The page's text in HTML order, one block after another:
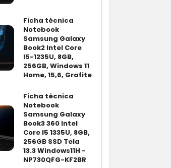
Ficha técnica
Notebook
Samsung Galaxy
Book2 Intel Core
I5-1235U, 8GB,
256GB, Windows 11
Home, 15,6, Grafite
Ficha técnica
Notebook
Samsung Galaxy
Book3 360 Intel
Core I5 1335U, 8GB,
256GB SSD Tela
13.3 Windows11H -
NP730QFG-KF2BR